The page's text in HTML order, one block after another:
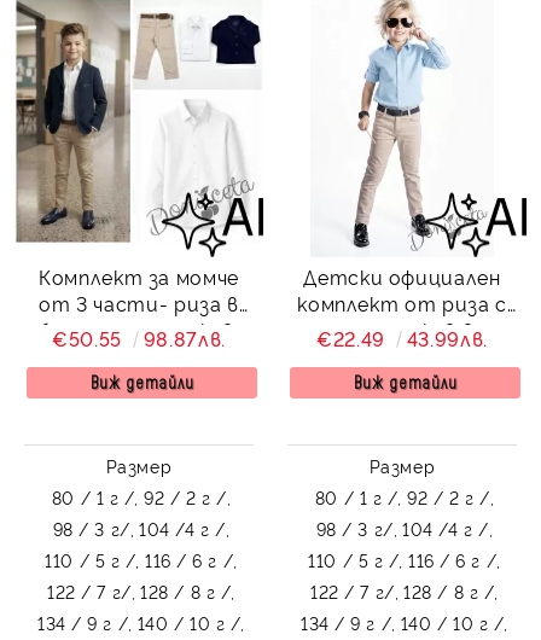
Комплект за момче
от 3 части- риза в
бяло с дълъг ръкав,
панталон в бежово и
сако в тъмносиньо
€50.55 98.87лв.
Виж детайли
Размер
80 / 1 г /, 92 / 2 г /,
98 / 3 г/, 104 /4 г /,
110 / 5 г /, 116 / 6 г /,
122 / 7 г/, 128 / 8 г /,
134 / 9 г /, 140 / 10 г /,
Детски официален
комплект от риза с
дълъг ръкав в
светлосиньо, дълъг
панталон в бежово с
€22.49 43.99лв.
Виж детайли
Размер
80 / 1 г /, 92 / 2 г /,
98 / 3 г/, 104 /4 г /,
110 / 5 г /, 116 / 6 г /,
122 / 7 г/, 128 / 8 г /,
134 / 9 г /, 140 / 10 г /,